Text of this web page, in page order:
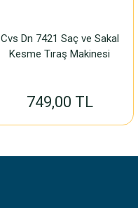
Cvs Dn 7421 Saç ve Sakal
Kesme Tıraş Makinesi
749,00 TL